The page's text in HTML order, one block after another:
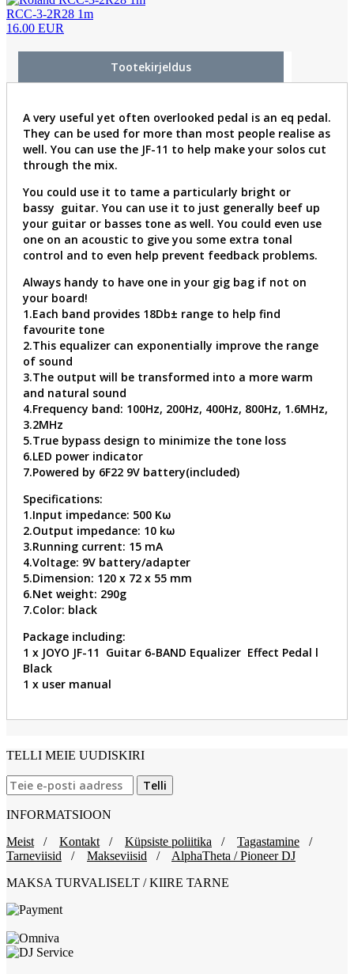
RCC-3-2R28 1m
16.00 EUR
Tootekirjeldus
A very useful yet often overlooked pedal is an eq pedal.
They can be used for more than most people realise as
well. You can use the JF-11 to help make your solos cut
through the mix.
You could use it to tame a particularly bright or
bassy guitar. You can use it to just generally beef up
your guitar or basses tone as well. You could even use
one on an acoustic to give you some extra tonal
control and to even help prevent feedback problems.
Always handy to have one in your gig bag if not on
your board!
1.Each band provides 18Db± range to help find
favourite tone
2.This equalizer can exponentially improve the range
of sound
3.The output will be transformed into a more warm
and natural sound
4.Frequency band: 100Hz, 200Hz, 400Hz, 800Hz, 1.6MHz,
3.2MHz
5.True bypass design to minimize the tone loss
6.LED power indicator
7.Powered by 6F22 9V battery(included)
Specifications:
1.Input impedance: 500 Kω
2.Output impedance: 10 kω
3.Running current: 15 mA
4.Voltage: 9V battery/adapter
5.Dimension: 120 x 72 x 55 mm
6.Net weight: 290g
7.Color: black
Package including:
1 x JOYO JF-11 Guitar 6-BAND Equalizer Effect Pedal l
Black
1 x user manual
TELLI MEIE UUDISKIRI
INFORMATSIOON
Meist / Kontakt / Küpsiste poliitika / Tagastamine /
Tarneviisid / Makseviisid / AlphaTheta / Pioneer DJ
MAKSA TURVALISELT / KIIRE TARNE